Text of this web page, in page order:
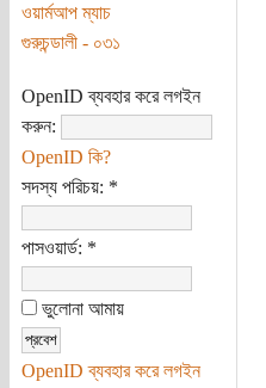
ওয়ার্মআপ ম্যাচ
গুরুচন্ডালী - ০৩১
OpenID ব্যবহার করে লগইন
করুন:
OpenID কি?
সদস্য পরিচয়: *
পাসওয়ার্ড: *
ভুলোনা আমায়
OpenID ব্যবহার করে লগইন